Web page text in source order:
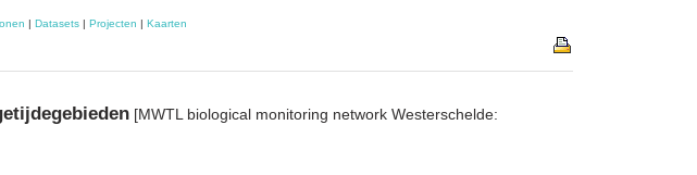
| Datasets| Projecten | Kaarten
[MWTL biological monitoring network Westerschelde: